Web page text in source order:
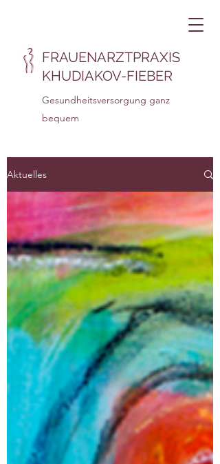
FRAUENARZTPRAXIS
KHUDIAKOV-FIEBER
Gesundheitsversorgung ganz
bequem
Aktuelles